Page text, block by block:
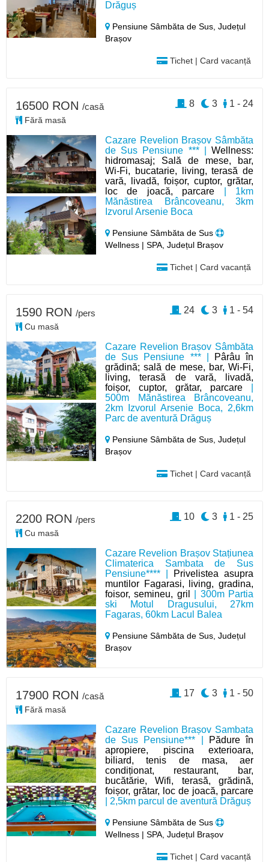
Drăguș
Pensiune Sâmbăta de Sus,Județul
Brașov
Tichet | Card vacanță
Cazare Revelion Brașov Sâmbăta
de Sus Pensiune *** | Wellness:
hidromasaj; Sală de mese, bar,
Wi-Fi, bucatarie, living, terasă de
vară, livadă, foișor, cuptor, grătar,
loc de joacă, parcare | 1km
Mănăstirea Brâncoveanu, 3km
Izvorul Arsenie Boca
Pensiune Sâmbăta de Sus
Wellness | SPA, Județul Brașov
Tichet | Card vacanță
16500 RON /casă
Fără masă
1 - 24
3
8
Cazare Revelion Brașov Sâmbăta
de Sus Pensiune *** |
Pârâu în
grădină; sală de mese, bar, Wi-Fi,
living, terasă de vară, livadă,
foișor, cuptor, grătar, parcare
500m Mănăstirea Brâncoveanu,
2km Izvorul Arsenie Boca, 2,6km
Parc de aventură Drăguș
Pensiune Sâmbăta de Sus,Județul
Brașov
Tichet | Card vacanță
1590 RON /pers
Cu masă
1 - 54
3
24
Cazare Revelion Brașov Stațiunea
Climaterica Sambata de Sus
Pensiune**** |
Privelistea asupra
muntilor Fagarasi, living, gradina,
foisor, semineu, gril
| 300m Partia
ski Motul Dragusului, 27km
Fagaras, 60km Lacul Balea
Pensiune Sâmbăta de Sus,Județul
Brașov
2200 RON /pers
Cu masă
1 - 25
3
10
Cazare Revelion Brașov Sambata
de Sus Pensiune*** |
Pădure în
apropiere, piscina exterioara,
biliard, tenis de masa, aer
condiționat, restaurant, bar,
bucătărie, Wifi, terasă, grădină,
foișor, grătar, loc de joacă, parcare
| 2,5km parcul de aventură Drăguș
Pensiune Sâmbăta de Sus
Wellness | SPA, Județul Brașov
Tichet | Card vacanță
17900 RON /casă
Fără masă
1 - 50
3
17